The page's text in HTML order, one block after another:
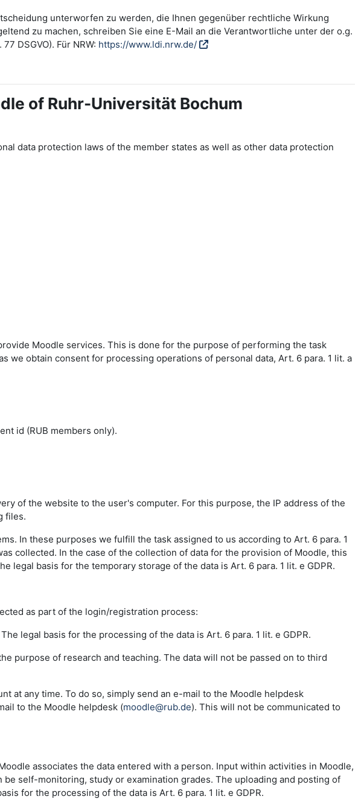
unterworfen zu werden, die Ihnen gegenüber rechtliche Wirkung
zu machen, schreiben Sie eine E-Mail an die Verantwortliche unter der o.g.
DSGVO). Für NRW: https://www.ldi.nrw.de/
of Ruhr-Universität Bochum
data protection laws of the member states as well as other data protection
Moodle services. This is done for the purpose of performing the task
we obtain consent for processing operations of personal data, Art. 6 para. 1 lit. a
id (RUB members only).
of the website to the user's computer. For this purpose, the IP address of the
files.
In these purposes we fulfill the task assigned to us according to Art. 6 para. 1
collected. In the case of the collection of data for the provision of Moodle, this
legal basis for the temporary storage of the data is Art. 6 para. 1 lit. e GDPR.
as part of the login/registration process:
legal basis for the processing of the data is Art. 6 para. 1 lit. e GDPR.
purpose of research and teaching. The data will not be passed on to third
at any time. To do so, simply send an e-mail to the Moodle helpdesk
to the Moodle helpdesk (moodle@rub.de). This will not be communicated to
associates the data entered with a person. Input within activities in Moodle,
self-monitoring, study or examination grades. The uploading and posting of
for the processing of the data is Art. 6 para. 1 lit. e GDPR.